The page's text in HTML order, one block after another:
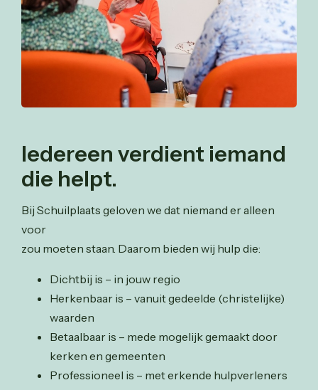
Iedereen verdient iemand
die helpt.
Bij Schuilplaats geloven we dat niemand er alleen
voor
zou moeten staan. Daarom bieden wij hulp die:
Dichtbij is – in jouw regio
Herkenbaar is – vanuit gedeelde (christelijke)
waarden
Betaalbaar is – mede mogelijk gemaakt door
kerken en gemeenten
Professioneel is – met erkende hulpverleners